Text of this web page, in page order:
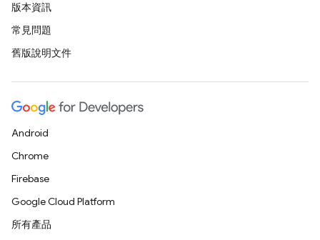
版本資訊
常見問題
舊版說明文件
Android
Chrome
Firebase
Google Cloud Platform
所有產品